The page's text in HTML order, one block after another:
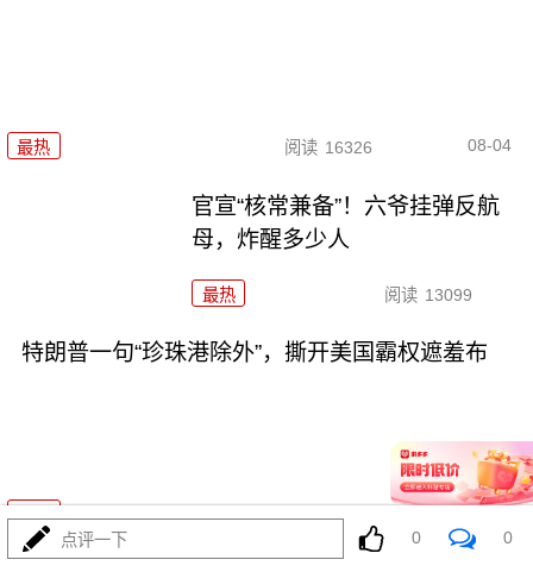
最热 阅读 16326 08-04
官宣“核常兼备”！六爷挂弹反航
母，炸醒多少人
最热 阅读 13099
特朗普一句“珍珠港除外”，撕开美国霸权遮羞布
最热 阅读 12054
点评一下 0 0